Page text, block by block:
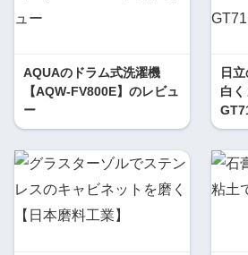
AQUAのドラム式洗濯機
【AQW-FV800E】のレビュ
ー
日
白